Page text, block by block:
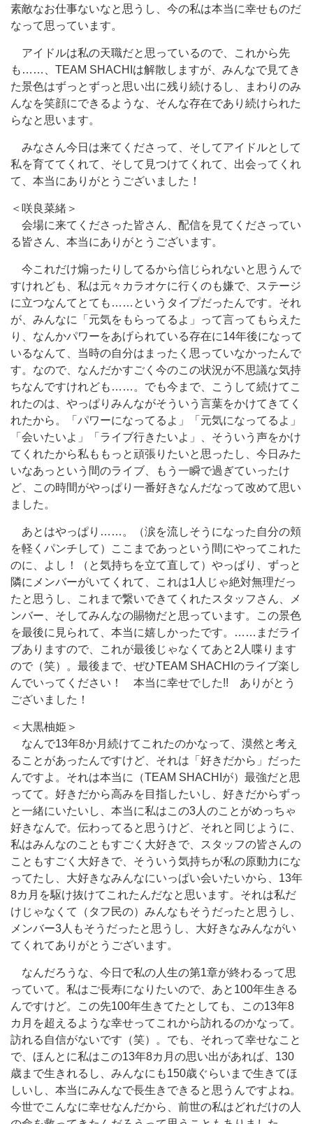
素敵なお仕事ないなと思うし、今の私は本当に幸せものだ
なって思っています。
アイドルは私の天職だと思っているので、これから先
も……、TEAM SHACHIは解散しますが、みんなで見てき
た景色はずっとずっと思い出に残り続けるし、まわりのみ
んなを笑顔にできるような、そんな存在であり続けられた
らなと思います。
みなさん今日は来てくださって、そしてアイドルとして
私を育ててくれて、そして見つけてくれて、出会ってくれ
て、本当にありがとうございました！
＜咲良菜緒＞
会場に来てくださった皆さん、配信を見てくださってい
る皆さん、本当にありがとうございます。
今これだけ煽ったりしてるから信じられないと思うんで
すけれども、私は元々カラオケに行くのも嫌で、ステージ
に立つなんてとても……というタイプだったんです。それ
が、みんなに「元気をもらってるよ」って言ってもらえた
り、なんかパワーをあげられている存在に14年後になって
いるなんて、当時の自分はまったく思っていなかったんで
す。なので、なんだかすごく今のこの状況が不思議な気持
ちなんですけれども……。でも今まで、こうして続けてこ
れたのは、やっぱりみんながそういう言葉をかけてきてく
れたから。「パワーになってるよ」「元気になってるよ」
「会いたいよ」「ライブ行きたいよ」、そういう声をかけ
てくれたから私ももっと頑張りたいと思ったし、今日みた
いなあっという間のライブ、もう一瞬で過ぎていったけ
ど、この時間がやっぱり一番好きなんだなって改めて思い
ました。
あとはやっぱり……。（涙を流しそうになった自分の頬
を軽くパンチして）ここまであっという間にやってこれた
のに、よし！（と気持ちを立て直して）やっぱり、ずっと
隣にメンバーがいてくれて、これは1人じゃ絶対無理だっ
たと思うし、これまで繋いできてくれたスタッフさん、メ
ンバー、そしてみんなの賜物だと思っています。この景色
を最後に見られて、本当に嬉しかったです。……まだライ
ブありますので、これが最後じゃなくてあと2人喋ります
ので（笑）。最後まで、ぜひTEAM SHACHIのライブ楽し
んでいってください！ 本当に幸せでした!! ありがとう
ございました！
＜大黒柚姫＞
なんで13年8か月続けてこれたのかなって、漠然と考え
ることがあったんですけど、それは「好きだから」だった
んですよ。それは本当に（TEAM SHACHIが）最強だと思
ってて。好きだから高みを目指したいし、好きだからずっ
と一緒にいたいし、本当に私はこの3人のことがめっちゃ
好きなんで。伝わってると思うけど、それと同じように、
私はみんなのこともすごく大好きで、スタッフの皆さんの
こともすごく大好きで、そういう気持ちが私の原動力にな
ってたし、大好きなみんなにいっぱい会いたいから、13年
8カ月を駆け抜けてこれたんだなと思います。それは私だ
けじゃなくて（タフ民の）みんなもそうだったと思うし、
メンバー3人もそうだったと思うし、大好きなみんながい
てくれてありがとうございます。
なんだろうな、今日で私の人生の第1章が終わるって思
っていて。私はご長寿になりたいので、あと100年生きる
んですけど。この先100年生きてたとしても、この13年8
カ月を超えるような幸せってこれから訪れるのかなって。
訪れる自信がないです（笑）。でも、それって幸せなこと
で、ほんとに私はこの13年8カ月の思い出があれば、130
歳まで生きれるし、みんなにも150歳ぐらいまで生きてほ
しいし、本当にみんなで長生きできると思うんですよね。
今世でこんなに幸せなんだから、前世の私はどれだけの人